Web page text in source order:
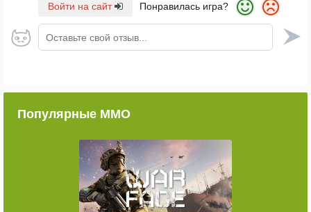
Войти на сайт Понравилась игра?
Оставьте свой отзыв...
Популярные ММО